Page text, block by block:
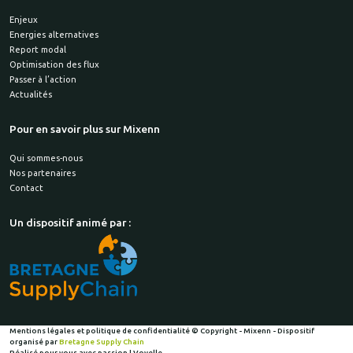
Enjeux
Energies alternatives
Report modal
Optimisation des flux
Passer à l’action
Actualités
Pour en savoir plus sur Mixenn
Qui sommes-nous
Nos partenaires
Contact
Un dispositif animé par :
Mentions légales et politique de confidentialité© Copyright - Mixenn - Dispositif
organisé parBretagne Supply Chain